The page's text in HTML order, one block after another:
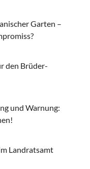
Garten –
den Brüder-
und Warnung:
Landratsamt